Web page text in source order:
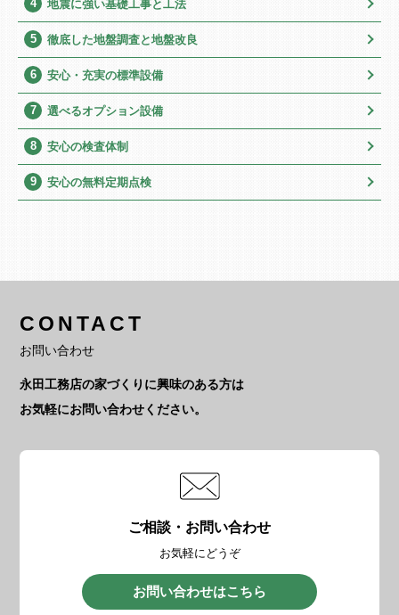
4 地震に強い基礎工事と工法
5 徹底した地盤調査と地盤改良
6 安心・充実の標準設備
7 選べるオプション設備
8 安心の検査体制
9 安心の無料定期点検
CONTACT
お問い合わせ
永田工務店の家づくりに興味のある方は
お気軽にお問い合わせください。
ご相談・お問い合わせ
お気軽にどうぞ
お問い合わせはこちら